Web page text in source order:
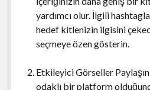
yardımcı olur. İlgili
hedef kitlenizin ilgisini
seçmeye özen gösterin.
Etkileyici Görseller
odaklı bir platform